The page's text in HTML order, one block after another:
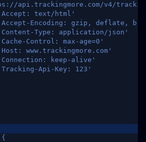
api.trackingmore.com/v4/trackings/
text/html'
Encoding: gzip, deflate,
Type: application/json'
Control: max-age=0'
www.trackingmore.com'
keep-alive'
Api-Key: 123'